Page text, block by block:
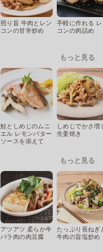
照り旨 牛肉とレン
コンの甘辛炒め
手軽に作れる
コンの肉詰め
もっと見る
鮭としめじのムニ
エル レモンバター
ソースを添えて
しめじでかさ増
生姜焼き
もっと見る
アツアツ 柔らか牛
バラ肉の肉豆腐
たっぷり長ねぎ
牛肉の旨塩炒め